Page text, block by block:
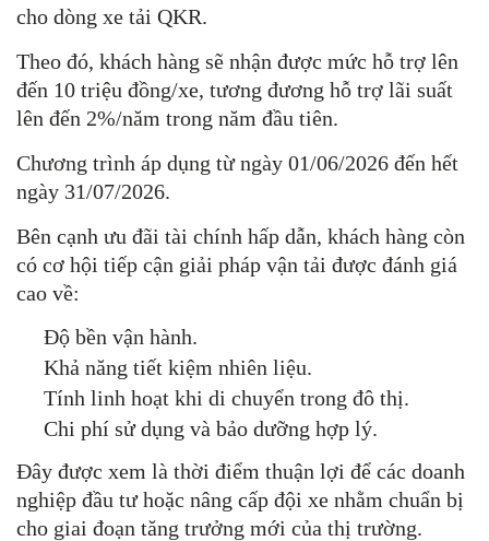
cho dòng xe tải QKR.
Theo đó, khách hàng sẽ nhận được mức hỗ trợ lên
đến 10 triệu đồng/xe, tương đương hỗ trợ lãi suất
lên đến 2%/năm trong năm đầu tiên.
Chương trình áp dụng từ ngày 01/06/2026 đến hết
ngày 31/07/2026.
Bên cạnh ưu đãi tài chính hấp dẫn, khách hàng còn
có cơ hội tiếp cận giải pháp vận tải được đánh giá
cao về:
Độ bền vận hành.
Khả năng tiết kiệm nhiên liệu.
Tính linh hoạt khi di chuyển trong đô thị.
Chi phí sử dụng và bảo dưỡng hợp lý.
Đây được xem là thời điểm thuận lợi để các doanh
nghiệp đầu tư hoặc nâng cấp đội xe nhằm chuẩn bị
cho giai đoạn tăng trưởng mới của thị trường.